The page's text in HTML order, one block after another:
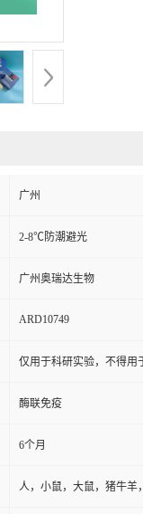
广州
2-8℃防潮避光
广州奥瑞达生物
ARD10749